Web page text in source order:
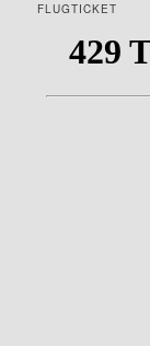
FLUGTICKET